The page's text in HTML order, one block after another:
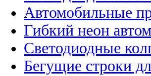
Автомобильные
Гибкий неон
Светодиодные
Бегущие строки